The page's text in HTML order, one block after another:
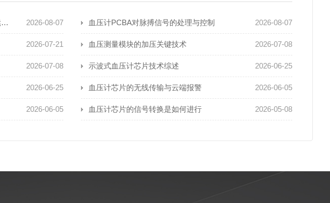
2026-08-07
穿戴式血压计PCBA如何实现高精度、长续航且抗运动干扰 2026-08-07
血压计PCBA对脉搏信号的处理与控制
2026-07-21 2026-07-08
血压测量模块的加压关键技术
2026-07-08 2026-06-25
示波式血压计芯片技术综述
2026-06-25 2026-06-05
血压计芯片的无线传输与云端报警
2026-06-05 2026-05-08
血压计芯片的信号转换是如何进行